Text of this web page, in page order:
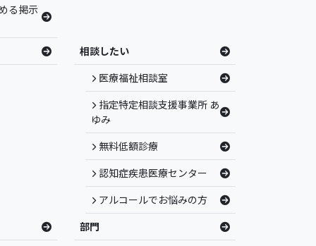
る掲示
相談したい
医療福祉相談室
指定特定相談支援事業所 あ
ゆみ
無料低額診療
認知症疾患医療センター
アルコールでお悩みの方
部門